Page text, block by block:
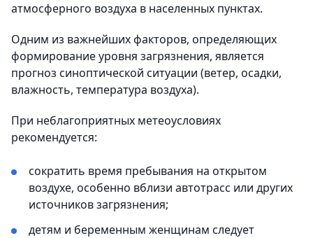
атмосферного воздуха в населенных пунктах.
Одним из важнейших факторов, определяющих
формирование уровня загрязнения, является
прогноз синоптической ситуации (ветер, осадки,
влажность, температура воздуха).
При неблагоприятных метеоусловиях
рекомендуется:
сократить время пребывания на открытом
воздухе, особенно вблизи автотрасс или других
источников загрязнения;
детям и беременным женщинам следует